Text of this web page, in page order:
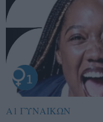
Α1 ΓΥΝΑΙΚΩΝ